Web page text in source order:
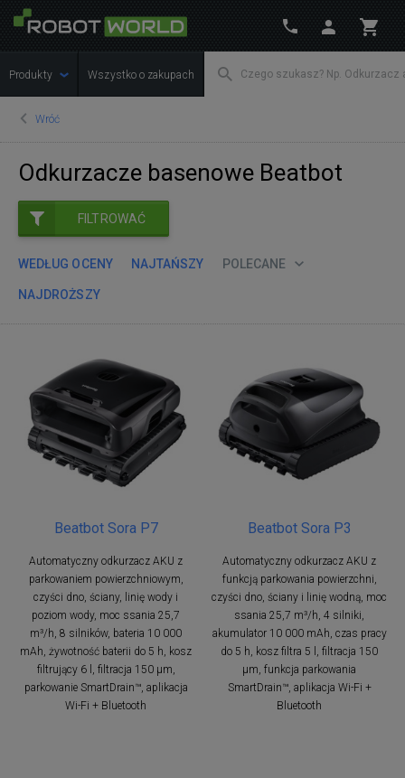
Produkty Wszystko o zakupach
Wróć
Odkurzacze basenowe Beatbot
FILTROWAĆ
WEDŁUG OCENY NAJTAŃSZY POLECANE
NAJDROŻSZY
Beatbot Sora P7
Automatyczny odkurzacz AKU z
parkowaniem powierzchniowym,
czyści dno, ściany, linię wody i
poziom wody, moc ssania 25,7
m³/h, 8 silników, bateria 10 000
mAh, żywotność baterii do 5 h, kosz
filtrujący 6 l, filtracja 150 µm,
parkowanie SmartDrain™, aplikacja
Wi-Fi + Bluetooth
Beatbot Sora P3
Automatyczny odkurzacz AKU z
funkcją parkowania powierzchni,
czyści dno, ściany i linię wodną, moc
ssania 25,7 m³/h, 4 silniki,
akumulator 10 000 mAh, czas pracy
do 5 h, kosz filtra 5 l, filtracja 150
µm, funkcja parkowania
SmartDrain™, aplikacja Wi-Fi +
Bluetooth